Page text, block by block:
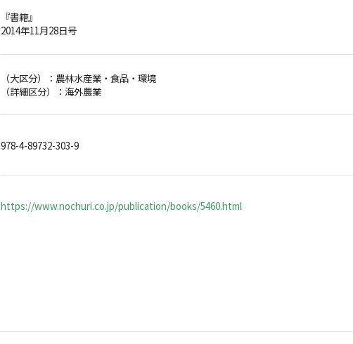
『書籍』
2014年11月28日号
（大区分）：農林水産業・食品・環境
（詳細区分）：海外農業
978-4-89732-303-9
https://www.nochuri.co.jp/publication/books/5460.html